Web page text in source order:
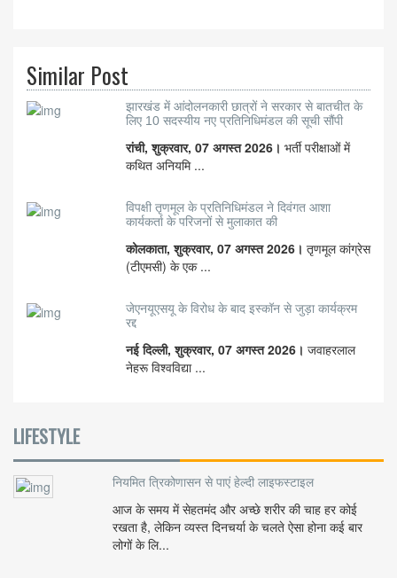
Similar Post
झारखंड में आंदोलनकारी छात्रों ने सरकार से बातचीत के
लिए 10 सदस्यीय नए प्रतिनिधिमंडल की सूची सौंपी
रांची, शुक्रवार, 07 अगस्त 2026। भर्ती परीक्षाओं में
कथित अनियमि ...
विपक्षी तृणमूल के प्रतिनिधिमंडल ने दिवंगत आशा
कार्यकर्ता के परिजनों से मुलाकात की
कोलकाता, शुक्रवार, 07 अगस्त 2026। तृणमूल कांग्रेस
(टीएमसी) के एक ...
जेएनयूएसयू के विरोध के बाद इस्कॉन से जुड़ा कार्यक्रम
रद्द
नई दिल्ली, शुक्रवार, 07 अगस्त 2026। जवाहरलाल
नेहरू विश्वविद्या ...
LIFESTYLE
नियमित त्रिकोणासन से पाएं हेल्दी लाइफस्टाइल
आज के समय में सेहतमंद और अच्छे शरीर की चाह हर कोई
रखता है, लेकिन व्यस्त दिनचर्या के चलते ऐसा होना कई बार
लोगों के लि...